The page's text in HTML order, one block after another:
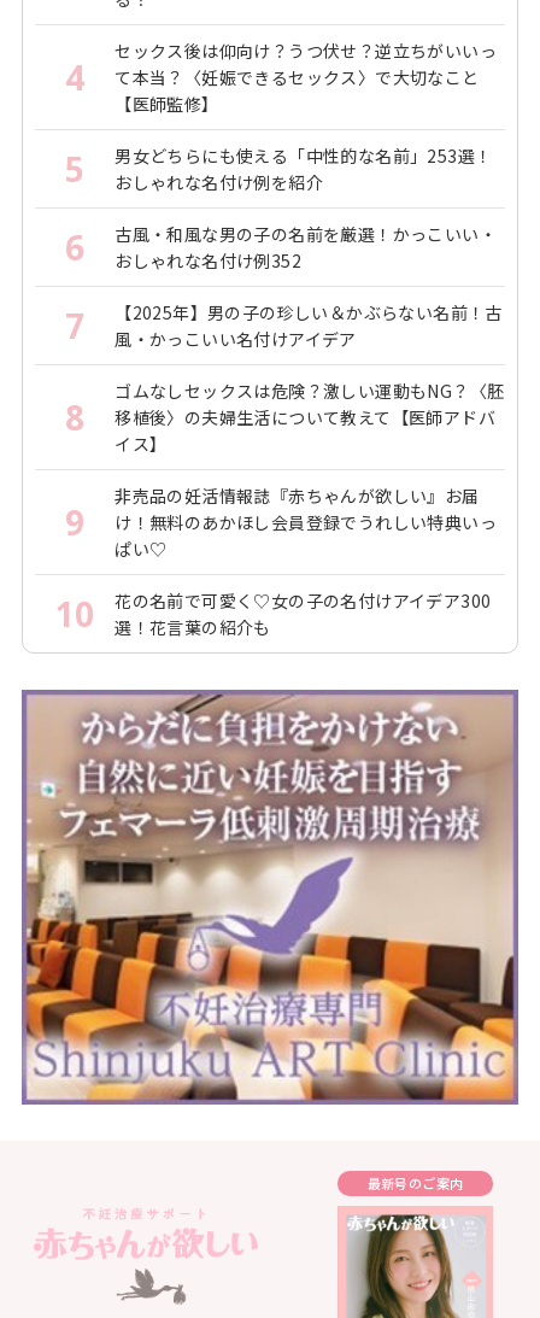
4
セックス後は仰向け？うつ伏せ？逆立ちがいいっ
て本当？〈妊娠できるセックス〉で大切なこと
【医師監修】
5
男女どちらにも使える「中性的な名前」253選！
おしゃれな名付け例を紹介
6
古風・和風な男の子の名前を厳選！かっこいい・
おしゃれな名付け例352
7
【2025年】男の子の珍しい＆かぶらない名前！古
風・かっこいい名付けアイデア
8
ゴムなしセックスは危険？激しい運動もNG？〈胚
移植後〉の夫婦生活について教えて【医師アドバ
イス】
9
非売品の妊活情報誌『赤ちゃんが欲しい』お届
け！無料のあかほし会員登録でうれしい特典いっ
ぱい♡
10
花の名前で可愛く♡女の子の名付けアイデア300
選！花言葉の紹介も
最新号のご案内